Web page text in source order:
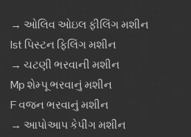
→ ઓલિવ ઓઇલ ફીલિંગ મશીન
Ist પિસ્ટન ફિલિંગ મશીન
→ ચટણી ભરવાની મશીન
Mp શેમ્પૂ ભરવાનું મશીન
F વજન ભરવાનું મશીન
→ આપોઆપ કેપીંગ મશીન